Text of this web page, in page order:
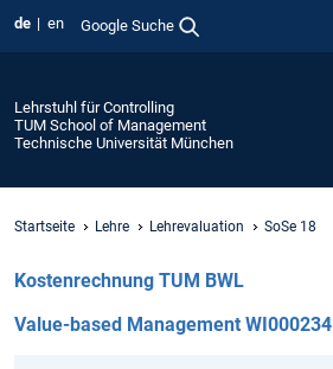
de en Google Suche
Lehrstuhl für Controlling
TUM School of Management
Technische Universität München
Startseite Lehre Lehrevaluation SoSe 18
Kostenrechnung TUM BWL
Value-based Management WI000234